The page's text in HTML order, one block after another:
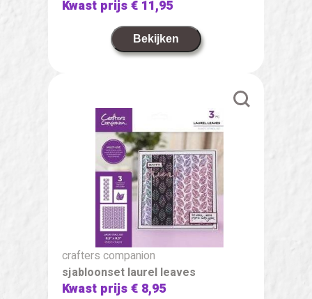
Kwast prijs€ 11,95
Bekijken
crafters companion
sjabloonset laurel leaves
Kwast prijs€ 8,95